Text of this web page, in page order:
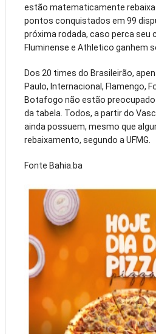
estão matematicamente
pontos conquistados em 99
próxima rodada, caso perca seu
Fluminense e Athletico ganhem
Dos 20 times do Brasileirão,
Paulo, Internacional, Flamengo,
Botafogo não estão
da tabela. Todos, a partir do
ainda possuem, mesmo que
rebaixamento, segundo a UFMG.
Fonte Bahia.ba